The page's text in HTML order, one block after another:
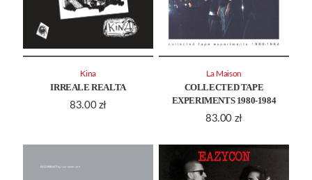
IRREALE REALTA
83.00 zł
Kina
COLLECTED TAPE
EXPERIMENTS 1980-1984
83.00 zł
La Maison